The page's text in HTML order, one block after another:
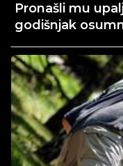
Pronašli mu
godišnjak